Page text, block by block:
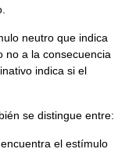
neutro que indica
no a la consecuencia
indica si el
se distingue entre:
el estímulo